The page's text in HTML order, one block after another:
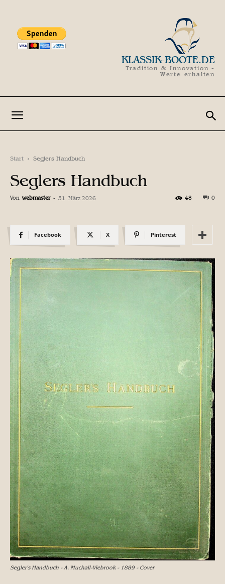
KLASSIK-BOOTE.DE
Tradition & Innovation -
Werte erhalten
Start Seglers Handbuch
Seglers Handbuch
Von webmaster - 31. März 2026 0
48
Facebook X Pinterest
Segler's Handbuch - A. Muchall-Viebrook - 1889 - Cover